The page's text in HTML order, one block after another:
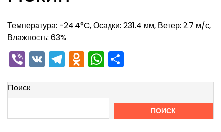
Температура: -24.4°C, Осадки: 231.4 мм, Ветер: 2.7 м/с,
Влажность: 63%
Viber
VKTelegram
Odnoklassniki
WhatsApp
Поиск
ПОИСК